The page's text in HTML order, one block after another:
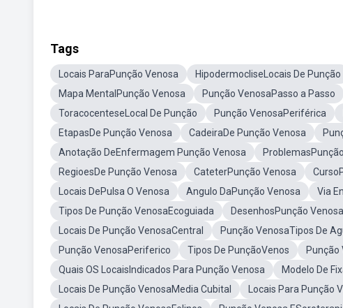
Tags
Locais ParaPunção Venosa HipodermocliseLocais De Punção
Mapa MentalPunção Venosa
Punção VenosaPasso a Passo
ToracocenteseLocal De Punção
Punção VenosaPeriférica
EtapasDe Punção Venosa
CadeiraDe Punção Venosa
Anotação DeEnfermagem Punção Venosa
RegioesDe Punção Venosa
CateterPunção Venosa
Locais DePulsa O Venosa
Angulo DaPunção Venosa Via
Tipos De Punção VenosaEcoguiada
DesenhosPunção Venosa
Locais De Punção VenosaCentral
Punção VenosaTipos De
Punção VenosaPeriferico
Tipos De PunçãoVenos
Punção
Quais OS LocaisIndicados Para Punção Venosa
Modelo De
Locais De Punção VenosaMedia Cubital
Locais Para Punção